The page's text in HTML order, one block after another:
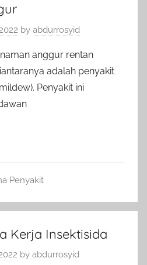
by abdurrosyid
anggur rentan
adalah penyakit
Penyakit ini
Penyakit
Kerja Insektisida
by abdurrosyid